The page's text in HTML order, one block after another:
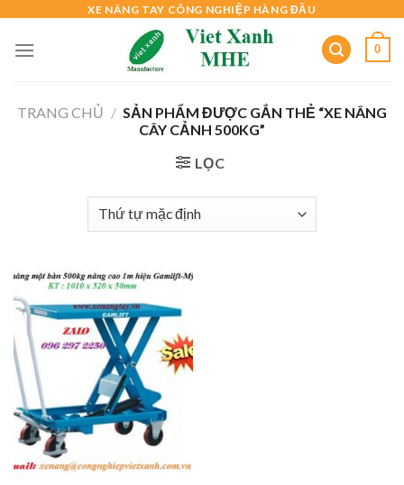
content
XE NÂNG TAY CÔNG NGHIỆP HÀNG ĐẦU
0
TRANG CHỦ / SẢN PHẨM ĐƯỢC GẮN THẺ “XE NÂNG
CÂY CẢNH 500KG”
LỌC